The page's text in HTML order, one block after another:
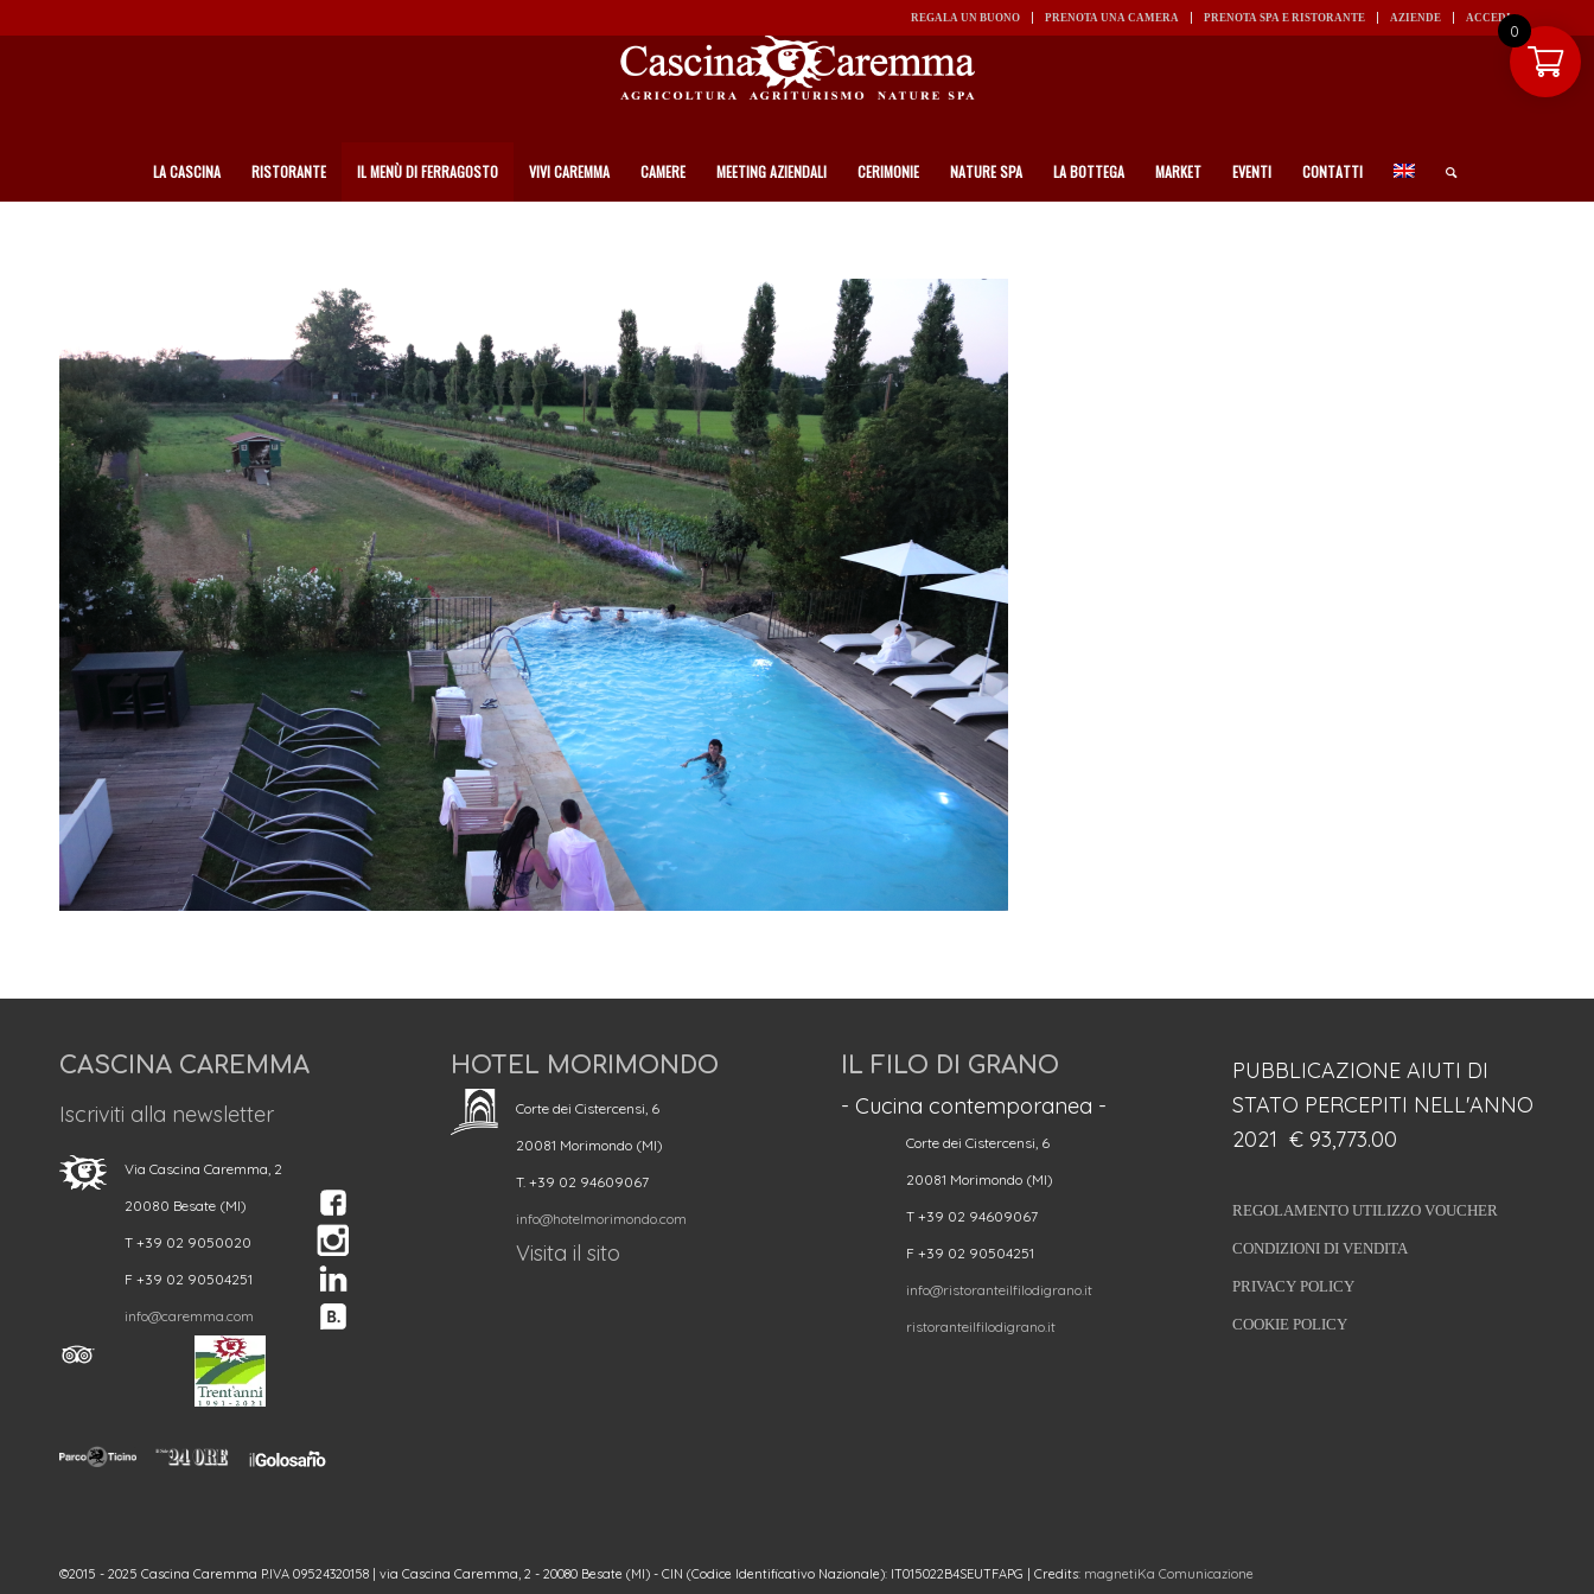
0
REGALA UN BUONO PRENOTA UNA CAMERA PRENOTA SPA E RISTORANTE AZIENDE ACCEDI
LA CASCINA RISTORANTE IL MENÙ DI FERRAGOSTO VIVI CAREMMA CAMERE MEETING AZIENDALI CERIMONIE NATURE SPA LA BOTTEGA MARKET EVENTI CONTATTI
CASCINA CAREMMA
Iscriviti alla newsletter
Via Cascina Caremma, 2
20080 Besate (MI)
T +39 02 9050020
F +39 02 90504251
info@caremma.com
HOTEL MORIMONDO
Corte dei Cistercensi, 6
20081 Morimondo (MI)
T. +39 02 94609067
info@hotelmorimondo.com
Visita il sito
IL FILO DI GRANO
- Cucina contemporanea -
Corte dei Cistercensi, 6
20081 Morimondo (MI)
T +39 02 94609067
F +39 02 90504251
info@ristoranteilfilodigrano.it
ristoranteilfilodigrano.it
PUBBLICAZIONE AIUTI DI
STATO PERCEPITI NELL'ANNO
2021 € 93,773.00
REGOLAMENTO UTILIZZO VOUCHER
CONDIZIONI DI VENDITA
PRIVACY POLICY
COOKIE POLICY
©2015 - 2025 Cascina Caremma P.IVA 09524320158 | via Cascina Caremma, 2 - 20080 Besate (MI) - CIN (Codice Identificativo Nazionale): IT015022B4SEUTFAPG | Credits: magnetiKa Comunicazione